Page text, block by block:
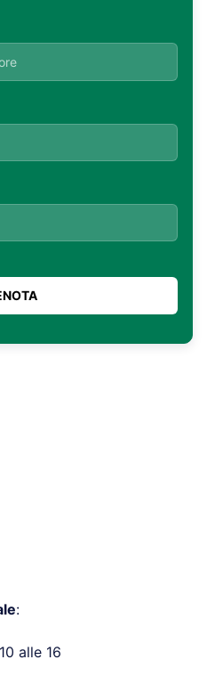
:
alle 16